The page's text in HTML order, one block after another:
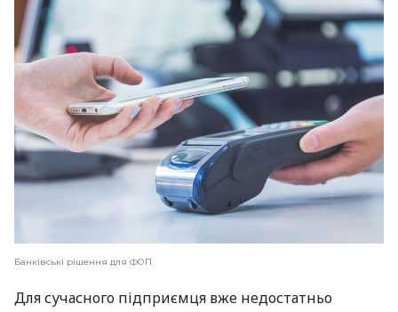
Банківські рішення для ФОП
Для сучасного підприємця вже недостатньо